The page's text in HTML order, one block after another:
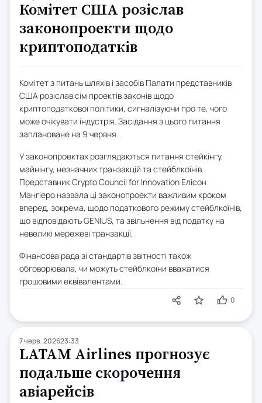
Комітет США розіслав
законопроекти щодо
криптоподатків
Комітет з питань шляхів і засобів Палати представників
США розіслав сім проектів законів щодо
криптоподаткової політики, сигналізуючи про те, чого
може очікувати індустрія. Засідання з цього питання
заплановане на 9 червня.
У законопроектах розглядаються питання стейкінгу,
майнінгу, незначних транзакцій та стейблкоїнів.
Представник Crypto Council for Innovation Елісон
Мангіеро назвала ці законопроекти важливим кроком
вперед, зокрема, щодо податкового режиму стейблкоїнів,
що відповідають GENIUS, та звільнення від податку на
невеликі мережеві транзакції.
Фінансова рада зі стандартів звітності також
обговорювала, чи можуть стейблкоїни вважатися
грошовими еквівалентами.
0
7 черв. 202623:33
LATAM Airlines прогнозує
подальше скорочення
авіарейсів